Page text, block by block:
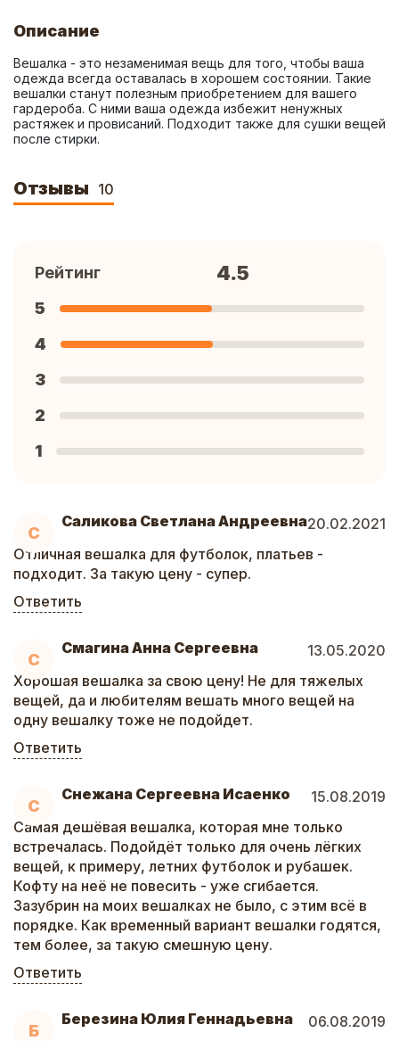
Описание
Вешалка - это незаменимая вещь для того, чтобы ваша
одежда всегда оставалась в хорошем состоянии. Такие
вешалки станут полезным приобретением для вашего
гардероба. С ними ваша одежда избежит ненужных
растяжек и провисаний. Подходит также для сушки вещей
после стирки.
Отзывы 10
С
Саликова Светлана Андреевна20.02.2021
Отличная вешалка для футболок, платьев -
подходит. За такую цену - супер.
Ответить
С
Смагина Анна Сергеевна
13.05.2020
Хорошая вешалка за свою цену! Не для тяжелых
вещей, да и любителям вешать много вещей на
одну вешалку тоже не подойдет.
Ответить
С
Снежана Сергеевна Исаенко
15.08.2019
Самая дешёвая вешалка, которая мне только
встречалась. Подойдёт только для очень лёгких
вещей, к примеру, летних футболок и рубашек.
Кофту на неё не повесить - уже сгибается.
Зазубрин на моих вешалках не было, с этим всё в
порядке. Как временный вариант вешалки годятся,
тем более, за такую смешную цену.
Ответить
Б
Березина Юлия Геннадьевна 06.08.2019
Рейтинг 4.5
5
4
3
2
1